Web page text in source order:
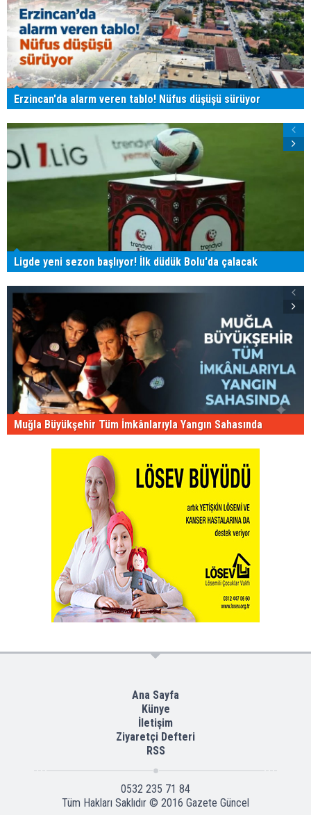
Erzincan'da alarm veren tablo! Nüfus düşüşü sürüyor
Ligde yeni sezon başlıyor! İlk düdük Bolu'da çalacak
Muğla Büyükşehir Tüm İmkânlarıyla Yangın Sahasında
Ana Sayfa
Künye
İletişim
Ziyaretçi Defteri
RSS
0532 235 71 84
Tüm Hakları Saklıdır © 2016 Gazete Güncel